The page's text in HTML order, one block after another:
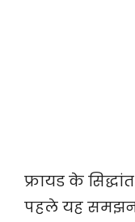
फ्रायड के
पहले यह